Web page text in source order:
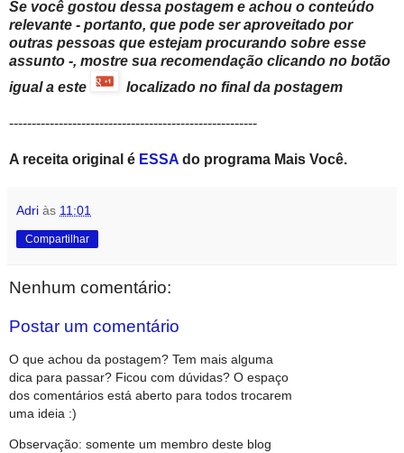
Se você gostou dessa postagem e achou o conteúdo
relevante - portanto, que pode ser aproveitado por
outras pessoas que estejam procurando sobre esse
assunto -, mostre sua recomendação clicando no botão
igual a este
localizado no final da postagem
-------------------------------------------------------
A receita original é ESSA do programa Mais Você.
Adri às 11:01
Compartilhar
Nenhum comentário:
Postar um comentário
O que achou da postagem? Tem mais alguma
dica para passar? Ficou com dúvidas? O espaço
dos comentários está aberto para todos trocarem
uma ideia :)
Observação: somente um membro deste blog